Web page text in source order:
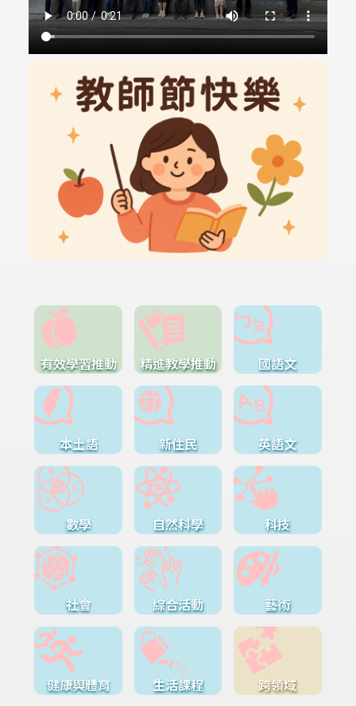
有效學習推動 精進教學推動 國語文
本土語 新住民 英語文
數學 自然科學 科技
社會 綜合活動 藝術
健康與體育 生活課程 跨領域